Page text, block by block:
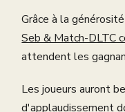
Grâce à la
Seb & Match-DLTC
attendent les
Les joueurs auront
d'applaudissement